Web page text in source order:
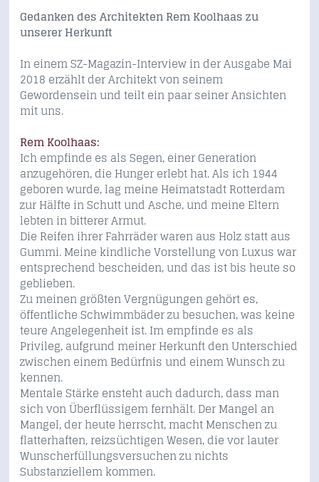
Gedanken des Architekten Rem Koolhaas zu
unserer Herkunft
In einem SZ-Magazin-Interview in der Ausgabe Mai
2018 erzählt der Architekt von seinem
Gewordensein und teilt ein paar seiner Ansichten
mit uns.
Rem Koolhaas:
Ich empfinde es als Segen, einer Generation
anzugehören, die Hunger erlebt hat. Als ich 1944
geboren wurde, lag meine Heimatstadt Rotterdam
zur Hälfte in Schutt und Asche, und meine Eltern
lebten in bitterer Armut.
Die Reifen ihrer Fahrräder waren aus Holz statt aus
Gummi. Meine kindliche Vorstellung von Luxus war
entsprechend bescheiden, und das ist bis heute so
geblieben.
Zu meinen größten Vergnügungen gehört es,
öffentliche Schwimmbäder zu besuchen, was keine
teure Angelegenheit ist. Im empfinde es als
Privileg, aufgrund meiner Herkunft den Unterschied
zwischen einem Bedürfnis und einem Wunsch zu
kennen.
Mentale Stärke ensteht auch dadurch, dass man
sich von Überflüssigem fernhält. Der Mangel an
Mangel, der heute herrscht, macht Menschen zu
flatterhaften, reizsüchtigen Wesen, die vor lauter
Wunscherfüllungsversuchen zu nichts
Substanziellem kommen.